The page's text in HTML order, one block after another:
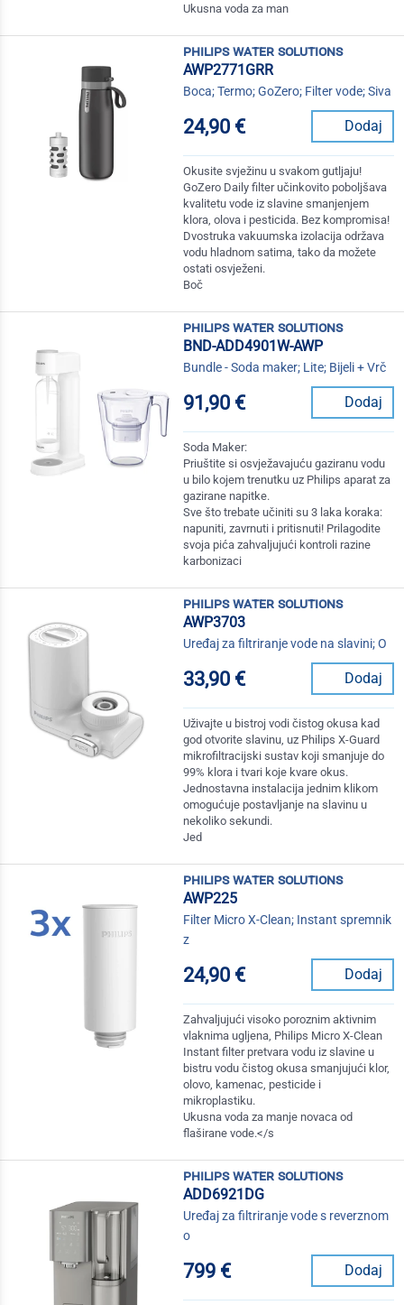
Ukusna voda za man
philips water solutions
AWP2771GRR
Boca; Termo; GoZero; Filter vode; Siva
24,90 € Dodaj
Okusite svježinu u svakom gutljaju!
GoZero Daily filter učinkovito poboljšava
kvalitetu vode iz slavine smanjenjem
klora, olova i pesticida. Bez kompromisa!
Dvostruka vakuumska izolacija održava
vodu hladnom satima, tako da možete
ostati osvježeni.
Boč
philips water solutions
BND-ADD4901W-AWP
Bundle - Soda maker; Lite; Bijeli + Vrč
91,90 € Dodaj
Soda Maker:
Priuštite si osvježavajuću gaziranu vodu
u bilo kojem trenutku uz Philips aparat za
gazirane napitke.
Sve što trebate učiniti su 3 laka koraka:
napuniti, zavrnuti i pritisnuti! Prilagodite
svoja pića zahvaljujući kontroli razine
karbonizaci
philips water solutions
AWP3703
Uređaj za filtriranje vode na slavini; O
33,90 € Dodaj
Uživajte u bistroj vodi čistog okusa kad
god otvorite slavinu, uz Philips X-Guard
mikrofiltracijski sustav koji smanjuje do
99% klora i tvari koje kvare okus.
Jednostavna instalacija jednim klikom
omogućuje postavljanje na slavinu u
nekoliko sekundi.
Jed
philips water solutions
AWP225
Filter Micro X-Clean; Instant spremnik
z
24,90 € Dodaj
Zahvaljujući visoko poroznim aktivnim
vlaknima ugljena, Philips Micro X-Clean
Instant filter pretvara vodu iz slavine u
bistru vodu čistog okusa smanjujući klor,
olovo, kamenac, pesticide i
mikroplastiku.
Ukusna voda za manje novaca od
flaširane vode.</s
philips water solutions
ADD6921DG
Uređaj za filtriranje vode s reverznom
o
799 € Dodaj